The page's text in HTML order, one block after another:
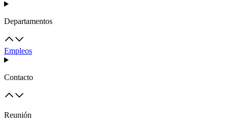
Departamentos
Empleos
Contacto
Reunión